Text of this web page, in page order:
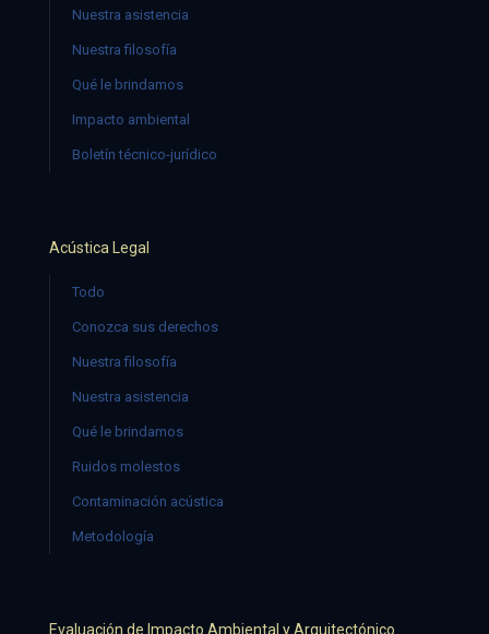
Nuestra asistencia
Nuestra filosofía
Qué le brindamos
Impacto ambiental
Boletín técnico-jurídico
Acústica Legal
Todo
Conozca sus derechos
Nuestra filosofía
Nuestra asistencia
Qué le brindamos
Ruidos molestos
Contaminación acústica
Metodología
Evaluación de Impacto Ambiental y Arquitectónico